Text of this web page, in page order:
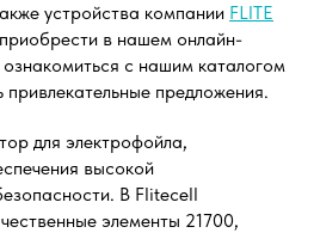
устройства компании FLITE
в нашем онлайн-
с нашим каталогом
предложения.
для электрофойла,
высокой
В Flitecell
элементы 21700,